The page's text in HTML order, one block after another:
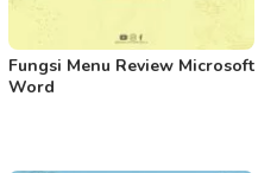
Fungsi Menu Review Microsoft
Word